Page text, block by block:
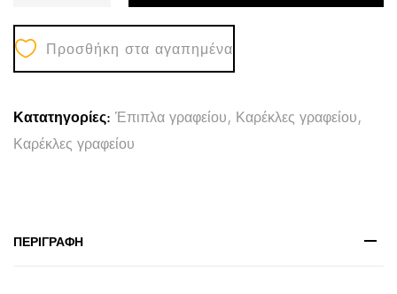
ΓΡΑΦΕΙΟΥ
ANIVIA
HM1054.01
&
ΠΟΔΙ
εκ.
Προσθήκη στα αγαπημένα
Κατατηγορίες: Έπιπλα γραφείου, Καρέκλες γραφείου,
Καρέκλες γραφείου
ΠΕΡΙΓΡΑΦΉ